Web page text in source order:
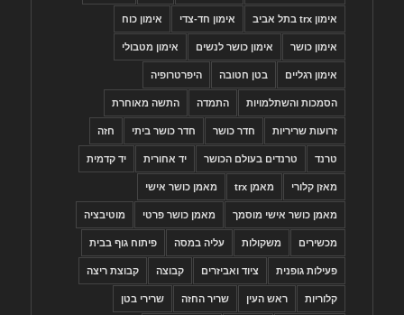
אימון trx בתל אביב אימון חד-צדי אימון כוח
אימון כושר אימון כושר לנשים אימון מטבולי
אימון רגליים בטן חטובה היפרטרופיה
הסמכות והשתלמויות התמדה התשה מאוחרת
זרועות שריריות חדר כושר חדר כושר ביתי חזה
טרנד טרנדים בעולם הכושר יד אחורית יד קדמית
מאזן קלורי מאמן trx מאמן כושר אישי
מאמן כושר אישי מוסמך מאמן כושר פרטי מוטיבציה
מכשירים משקולות עליה במסה פיתוח גוף בבית
פעילות גופנית ציוד ואביזרים קבוצה קבוצת ריצה
קלוריות ראש העין שריר החזה שרירי בטן